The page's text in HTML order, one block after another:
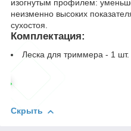
изогнутым профилем:
неизменно высоких
сухостоя.
Комплектация:
Леска для триммера - 1 шт.
Скрыть